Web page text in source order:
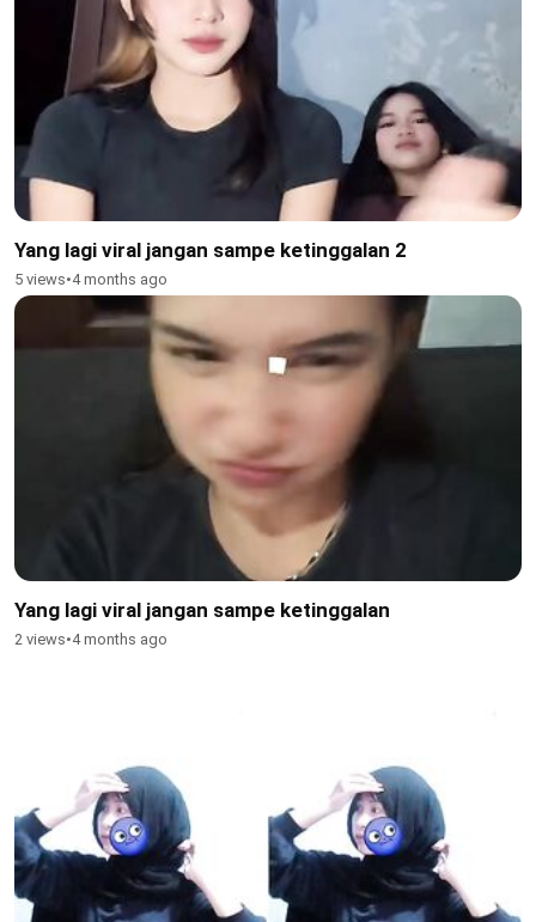
Yang lagi viral jangan sampe ketinggalan 2
5 views•4 months ago
Yang lagi viral jangan sampe ketinggalan
2 views•4 months ago